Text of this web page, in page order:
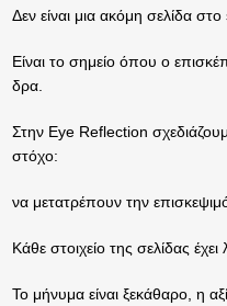
Δεν είναι μια ακόμη σελίδα
Είναι το σημείο όπου ο
δρα.
Στην Eye Reflection
στόχο:
να μετατρέπουν την
Κάθε στοιχείο της σελίδας
Το μήνυμα είναι ξεκάθαρο, η